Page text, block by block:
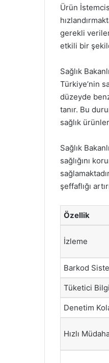
Ürün
gerekli
etkili bir
Sağlık
Türkiye’nin
düzeyde
tanır. Bu
sağlık
Sağlık
sağlığını
şeffaflığı
Özellik
İzleme
Barkod
Tüketici
Denetim
Hızlı